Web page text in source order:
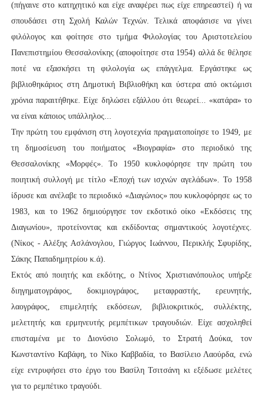
(πήγαινε στο κατηχητικό και είχε αναφέρει πως είχε επηρεαστεί) ή να
σπουδάσει στη Σχολή Καλών Τεχνών. Τελικά αποφάσισε να γίνει
φιλόλογος και φοίτησε στο τμήμα Φιλολογίας του Αριστοτελείου
Πανεπιστημίου Θεσσαλονίκης (αποφοίτησε στα 1954) αλλά δε θέλησε
ποτέ να εξασκήσει τη φιλολογία ως επάγγελμα. Εργάστηκε ως
βιβλιοθηκάριος στη Δημοτική Βιβλιοθήκη και ύστερα από οκτώμισι
χρόνια παραιτήθηκε. Είχε δηλώσει εξάλλου ότι θεωρεί... «κατάρα» το
να είναι κάποιος υπάλληλος...
Την πρώτη του εμφάνιση στη λογοτεχνία πραγματοποίησε το 1949, με
τη δημοσίευση του ποιήματος «Βιογραφία» στο περιοδικό της
Θεσσαλονίκης «Μορφές». Το 1950 κυκλοφόρησε την πρώτη του
ποιητική συλλογή με τίτλο «Εποχή των ισχνών αγελάδων». Το 1958
ίδρυσε και ανέλαβε το περιοδικό «Διαγώνιος» που κυκλοφόρησε ως το
1983, και το 1962 δημιούργησε τον εκδοτικό οίκο «Εκδόσεις της
Διαγωνίου», προτείνοντας και εκδίδοντας σημαντικούς λογοτέχνες.
(Νίκος - Αλέξης Ασλάνογλου, Γιώργος Ιωάννου, Περικλής Σφυρίδης,
Σάκης Παπαδημητρίου κ.ά).
Εκτός από ποιητής και εκδότης, ο Ντίνος Χριστιανόπουλος υπήρξε
διηγηματογράφος, δοκιμιογράφος, μεταφραστής, ερευνητής,
λαογράφος, επιμελητής εκδόσεων, βιβλιοκριτικός, συλλέκτης,
μελετητής και ερμηνευτής ρεμπέτικων τραγουδιών. Είχε ασχοληθεί
επισταμένα με το Διονύσιο Σολωμό, το Στρατή Δούκα, τον
Κωνσταντίνο Καβάφη, το Νίκο Καββαδία, το Βασίλειο Λαούρδα, ενώ
είχε εντρυφήσει στο έργο του Βασίλη Τσιτσάνη κι εξέδωσε μελέτες
για το ρεμπέτικο τραγούδι.